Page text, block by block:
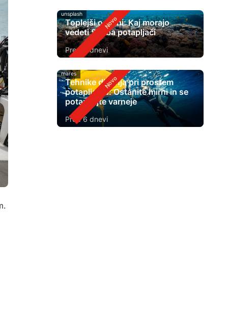
unsplash
Toplejši oceani: Kaj morajo
vedeti Scuba potapljači
Pred 4 dnevi
mares
Tehnike dihanja pri prostem
potapljanju: Ostanite mirni in se
potapljajte varneje
Pred 6 dnevi